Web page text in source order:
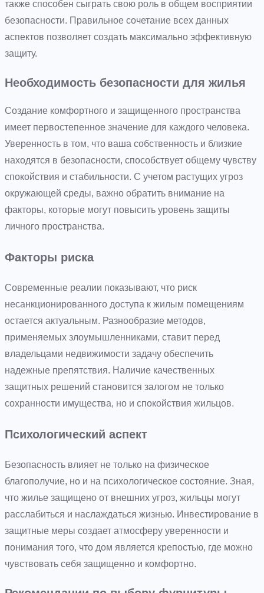
также способен сыграть свою роль в общем восприятии
безопасности. Правильное сочетание всех данных
аспектов позволяет создать максимально эффективную
защиту.
Необходимость безопасности для жилья
Создание комфортного и защищенного пространства
имеет первостепенное значение для каждого человека.
Уверенность в том, что ваша собственность и близкие
находятся в безопасности, способствует общему чувству
спокойствия и стабильности. С учетом растущих угроз
окружающей среды, важно обратить внимание на
факторы, которые могут повысить уровень защиты
личного пространства.
Факторы риска
Современные реалии показывают, что риск
несанкционированного доступа к жилым помещениям
остается актуальным. Разнообразие методов,
применяемых злоумышленниками, ставит перед
владельцами недвижимости задачу обеспечить
надежные препятствия. Наличие качественных
защитных решений становится залогом не только
сохранности имущества, но и спокойствия жильцов.
Психологический аспект
Безопасность влияет не только на физическое
благополучие, но и на психологическое состояние. Зная,
что жилье защищено от внешних угроз, жильцы могут
расслабиться и наслаждаться жизнью. Инвестирование в
защитные меры создает атмосферу уверенности и
понимания того, что дом является крепостью, где можно
чувствовать себя защищенно и комфортно.